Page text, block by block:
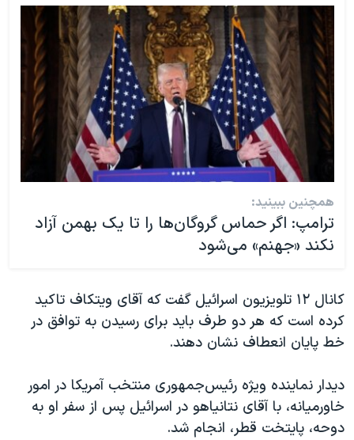
سفر پرزیدنت ترامپ به چین
همچنین ببینید:
ترامپ: اگر حماس گروگان‌ها را تا یک بهمن آزاد
نکند «جهنم» می‌شود
کانال ۱۲ تلویزیون اسرائیل گفت که آقای ویتکاف تاکید
کرده است که هر دو طرف باید برای رسیدن به توافق در
خط پایان انعطاف نشان دهند.
دیدار نماینده ویژه رئیس‌جمهوری منتخب آمریکا در امور
خاورمیانه، با آقای نتانیاهو در اسرائیل پس از سفر او به
دوحه، پایتخت قطر، انجام شد.